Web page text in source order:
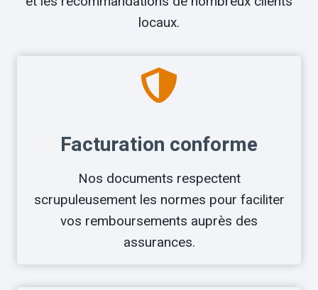
locaux.
Facturation conforme
Nos documents respectent
scrupuleusement les normes pour faciliter
vos remboursements auprès des
assurances.